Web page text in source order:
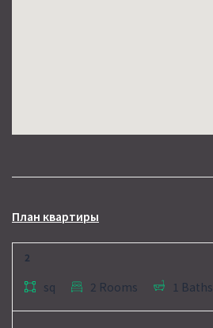
План квартиры
2
sq 2 Rooms 1 Baths